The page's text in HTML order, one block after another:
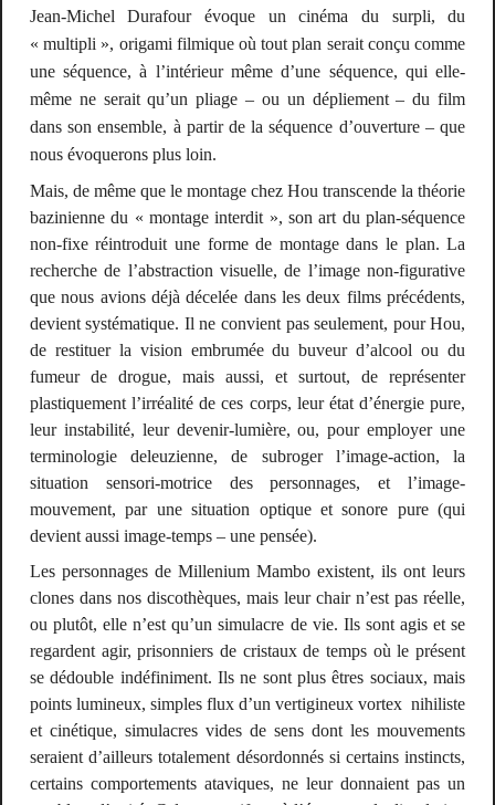
Jean-Michel Durafour évoque un cinéma du surpli, du
« multipli », origami filmique où tout plan serait conçu comme
une séquence, à l’intérieur même d’une séquence, qui elle-
même ne serait qu’un pliage – ou un dépliement – du film
dans son ensemble, à partir de la séquence d’ouverture – que
nous évoquerons plus loin.
Mais, de même que le montage chez Hou transcende la théorie
bazinienne du « montage interdit », son art du plan-séquence
non-fixe réintroduit une forme de montagedans le plan. La
recherche de l’abstraction visuelle, de l’image non-figurative
que nous avions déjà décelée dans les deux films précédents,
devient systématique. Il ne convient pas seulement, pour Hou,
de restituer la vision embrumée du buveur d’alcool ou du
fumeur de drogue, mais aussi, et surtout, de représenter
plastiquement l’irréalité de ces corps, leur état d’énergie pure,
leur instabilité, leur devenir-lumière, ou, pour employer une
terminologie deleuzienne, de subroger l’image-action, la
situation sensori-motrice des personnages, et l’image-
mouvement, par une situation optique et sonore pure (qui
devient aussi image-temps – une pensée).
Les personnages de Millenium Mambo existent, ils ont leurs
clones dans nos discothèques, mais leur chair n’est pas réelle,
ou plutôt, elle n’est qu’un simulacre de vie. Ils sont agis et se
regardent agir, prisonniers de cristaux de temps où le présent
se dédouble indéfiniment. Ils ne sont plus êtres sociaux, mais
points lumineux, simples fluxd’un vertigineux vortex nihiliste
et cinétique, simulacres vides de sens dont les mouvements
seraient d’ailleurs totalement désordonnés si certains instincts,
certains comportements ataviques, ne leur donnaient pas un